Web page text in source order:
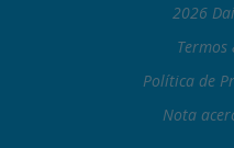
2026
Termos
Política de
Nota